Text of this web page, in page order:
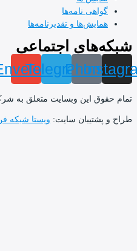
نامه‌ها
و تقدیرنامه‌ها
اجتماعی
Telegram
Envelope
این وبسایت متعلق به شرکت
سایت:ویستا شبکه فن آوران